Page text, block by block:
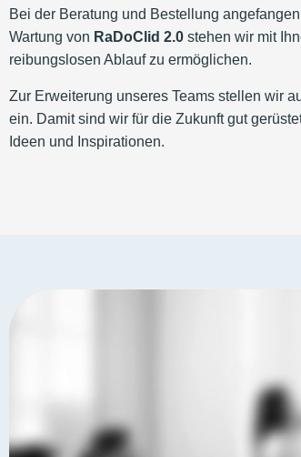
Bei der Beratung und Bestellung
Wartung von RaDoClid 2.0 stehen wir mit
reibungslosen Ablauf zu ermöglichen.
Zur Erweiterung unseres Teams stellen wir
ein. Damit sind wir für die Zukunft gut
Ideen und Inspirationen.